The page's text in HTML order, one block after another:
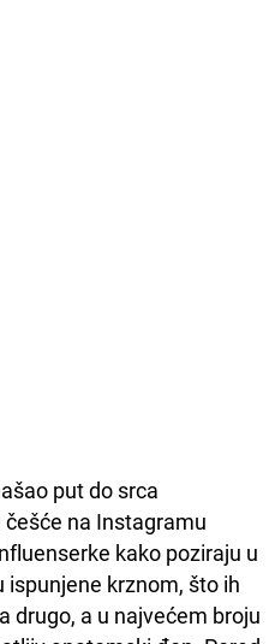
put do srca
na Instagramu
kako poziraju u
ispunjene krznom, što ih
drugo, a u najvećem broju